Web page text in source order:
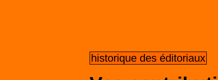
historique des éditoriaux